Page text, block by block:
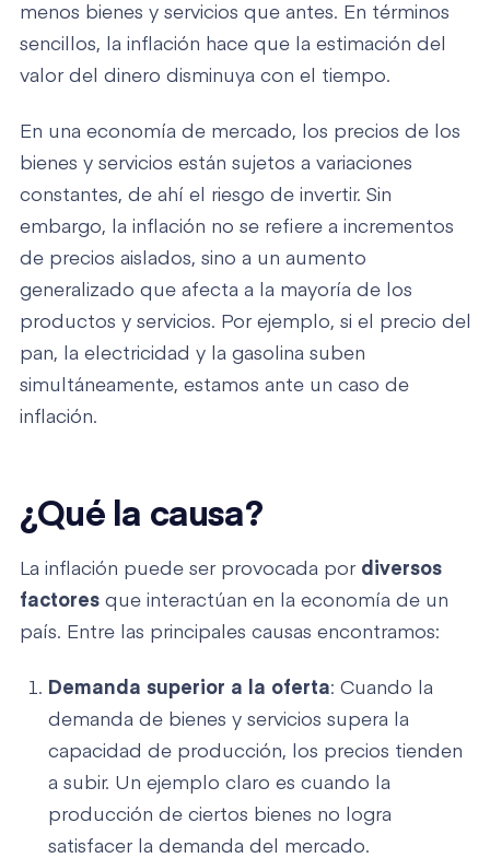
menos bienes y servicios que antes. En términos
sencillos, la inflación hace que la estimación del
valor del dinero disminuya con el tiempo.
En una economía de mercado, los precios de los
bienes y servicios están sujetos a variaciones
constantes, de ahí el riesgo de invertir. Sin
embargo, la inflación no se refiere a incrementos
de precios aislados, sino a un aumento
generalizado que afecta a la mayoría de los
productos y servicios. Por ejemplo, si el precio del
pan, la electricidad y la gasolina suben
simultáneamente, estamos ante un caso de
inflación.
¿Qué la causa?
La inflación puede ser provocada por diversos
factores que interactúan en la economía de un
país. Entre las principales causas encontramos:
Demanda superior a la oferta: Cuando la
demanda de bienes y servicios supera la
capacidad de producción, los precios tienden
a subir. Un ejemplo claro es cuando la
producción de ciertos bienes no logra
satisfacer la demanda del mercado.